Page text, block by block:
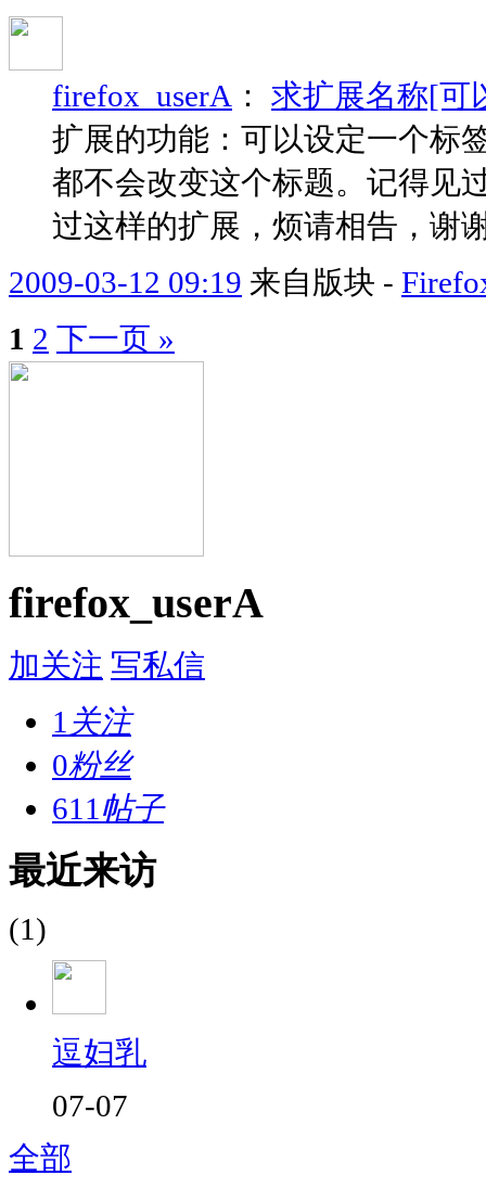
firefox_userA ： 求扩展名称[可
扩展的功能：可以设定一个标
都不会改变这个标题。记得见
过这样的扩展，烦请相告，谢
2009-03-12 09:19 来自版块 -
1 2 下一页 »
firefox_userA
加关注 写私信
1 关注
0粉丝
611 帖子
最近来访
(1)
逗妇乳
07-07
全部